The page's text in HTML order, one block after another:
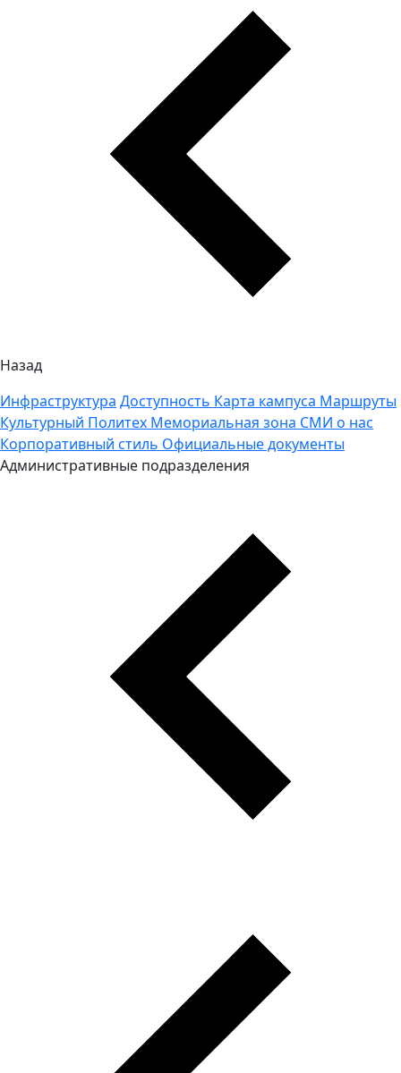
Назад
Инфраструктура Доступность Карта кампуса Маршруты
Культурный Политех Мемориальная зона СМИ о нас
Корпоративный стиль Официальные документы
Административные подразделения